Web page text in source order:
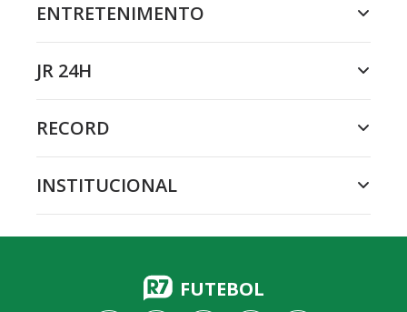
ENTRETENIMENTO
JR 24H
RECORD
INSTITUCIONAL
FUTEBOL